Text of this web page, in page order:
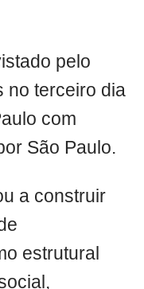
pelo
no terceiro dia
com
São Paulo.
a construir
estrutural